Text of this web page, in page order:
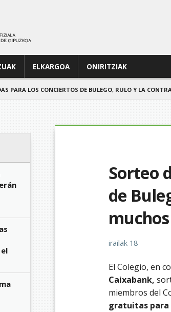
ELKARGOA ONIRITZIAK
PARA LOS CONCIERTOS DE BULEGO, RULO Y LA
Sorteo
de
irailak 18
El Colegio, en
Caixabank,
miembros del
gratuitas para